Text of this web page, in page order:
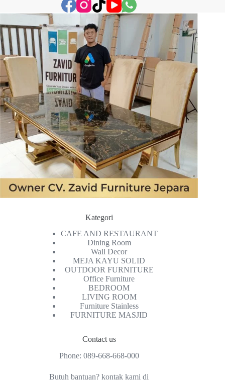
Kategori
CAFE AND RESTAURANT
Dining Room
Wall Decor
MEJA KAYU SOLID
OUTDOOR FURNITURE
Office Furniture
BEDROOM
LIVING ROOM
Furniture Stainless
FURNITURE MASJID
Contact us
Phone: 089-668-668-000
Butuh bantuan? kontak kami di